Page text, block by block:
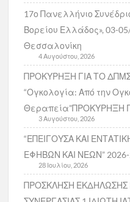
17ο Πανελλήνιο
Βορείου Ελλάδος», 03-
Θεσσαλονίκη
4 Αυγούστου, 2026
ΠΡΟΚΥΡΗΞΗ ΓΙΑ ΤΟ
“Ογκολογία: Από την
Θεραπεία”ΠΡΟΚΥΡΗΞΗ
3 Αυγούστου, 2026
“ΕΠΕΙΓΟΥΣΑ ΚΑΙ
ΕΦΗΒΩΝ ΚΑΙ ΝΕΩΝ”
28 Ιουλίου, 2026
ΠΡΟΣΚΛΗΣΗ